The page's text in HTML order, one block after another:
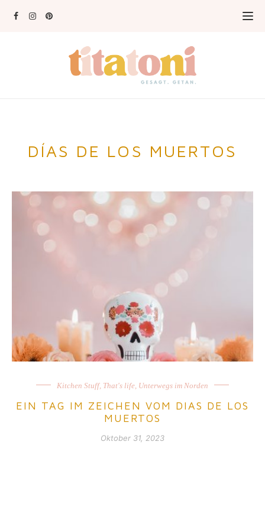
DÍAS DE LOS MUERTOS
Kitchen Stuff, That's life Unterwegs im Norden
EIN TAG IM ZEICHEN VOM DIAS DE LOS
MUERTOS
Oktober 31, 2023